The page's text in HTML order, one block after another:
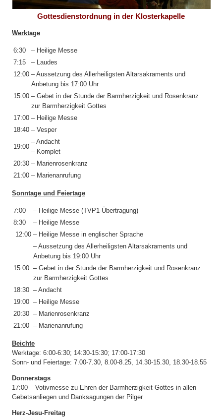
Gottesdienstordnung in der Klosterkapelle
Werktage
6:30
– Heilige Messe
7:15
– Laudes
12:00 – Aussetzung des Allerheiligsten Altarsakraments und
Anbetung bis 17:00 Uhr
15:00 – Gebet in der Stunde der Barmherzigkeit und Rosenkranz
zur Barmherzigkeit Gottes
17:00 – Heilige Messe
18:40 – Vesper
19:00
– Andacht
– Komplet
20:30 – Marienrosenkranz
21:00 – Marienanrufung
Sonntage und Feiertage
7:00
– Heilige Messe (TVP1-Übertragung)
8:30
– Heilige Messe
12:00 – Heilige Messe in englischer Sprache
– Aussetzung des Allerheiligsten Altarsakraments und
Anbetung bis 19:00 Uhr
15:00 – Gebet in der Stunde der Barmherzigkeit und Rosenkranz
zur Barmherzigkeit Gottes
18:30 – Andacht
19:00 – Heilige Messe
20:30 – Marienrosenkranz
21:00 – Marienanrufung
Beichte
Werktage: 6:00-6:30; 14:30-15:30; 17:00-17:30
Sonn- und Feiertage: 7.00-7.30, 8.00-8.25, 14.30-15.30, 18.30-18.55
Donnerstags
17:00 – Votivmesse zu Ehren der Barmherzigkeit Gottes in allen
Gebetsanliegen und Danksagungen der Pilger
Herz-Jesu-Freitag